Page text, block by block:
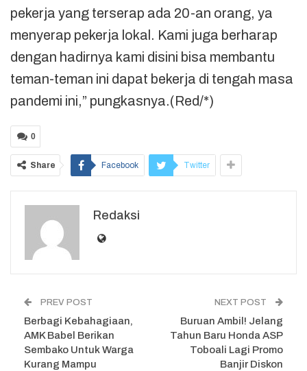
pekerja yang terserap ada 20-an orang, ya
menyerap pekerja lokal. Kami juga berharap
dengan hadirnya kami disini bisa membantu
teman-teman ini dapat bekerja di tengah masa
pandemi ini,” pungkasnya.(Red/*)
0
Share Facebook Twitter
Redaksi
PREV POST
Berbagi Kebahagiaan,
AMK Babel Berikan
Sembako Untuk Warga
Kurang Mampu
NEXT POST
Buruan Ambil! Jelang
Tahun Baru Honda ASP
Toboali Lagi Promo
Banjir Diskon